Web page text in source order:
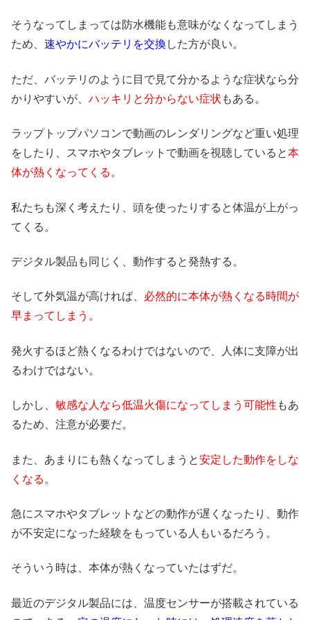
そうなってしまっては防水機能も意味がなくなってしまう
ため、 速やかにバッテリを交換 した方が良い。
ただ、バッテリのように目で見て分かるような症状なら分
かりやすいが、 ハッキリと分からない症状 もある。
ラップトップパソコンで動画のレンダリングなど重い処理
をしたり、スマホやタブレットで動画を視聴していると本
体が熱くなってくる 。
私たちも深く考えたり、頭を使ったりすると体温が上がっ
てくる。
デジタル製品も同じく、動作すると発熱する。
そして外気温が高ければ、 必然的に本体が熱くなる時間が
早まってしまう 。
発火するほど熱くなるわけではないので、人体に支障が出
るわけではない。
しかし、 敏感な人なら低温火傷になってしまう可能性 もあ
るため、注意が必要だ。
また、あまりにも熱くなってしまうと安定した動作をしな
くなる 。
急にスマホやタブレットなどの動作が遅くなったり、動作
が不安定になった経験をもっている人もいるだろう。
そういう時は、本体が熱くなっていたはずだ。
最近のデジタル製品には、温度センサーが搭載されている